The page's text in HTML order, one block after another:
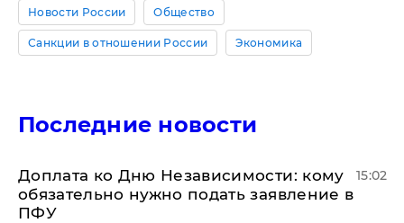
Новости России Общество
Санкции в отношении России Экономика
Последние новости
Доплата ко Дню Независимости: кому
обязательно нужно подать заявление в
ПФУ
15:02